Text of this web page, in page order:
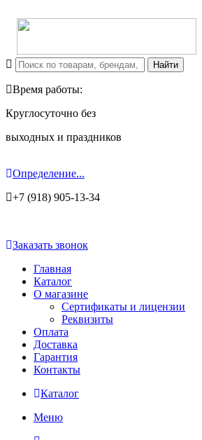
Время работы:
Круглосуточно без
выходных и праздников
Определение...
+7 (918) 905-13-34
Заказать звонок
Главная
Каталог
О магазине
Сертификаты и лицензии
Реквизиты
Оплата
Доставка
Гарантия
Контакты
Каталог
Меню